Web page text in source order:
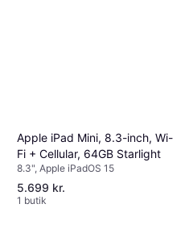
Apple iPad Mini, 8.3-inch, Wi-
Fi + Cellular, 64GB Starlight
8.3", Apple iPadOS 15
5.699 kr.
1 butik